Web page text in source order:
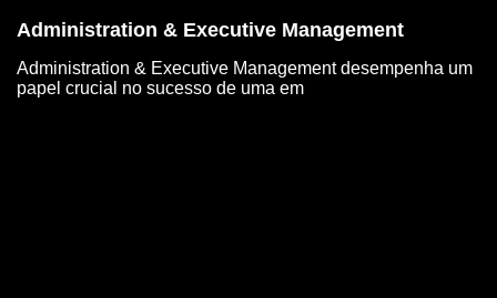
Administration & Executive Management
Administration & Executive Management desempenha um
papel crucial no sucesso de uma em